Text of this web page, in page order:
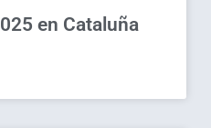
en Cataluña